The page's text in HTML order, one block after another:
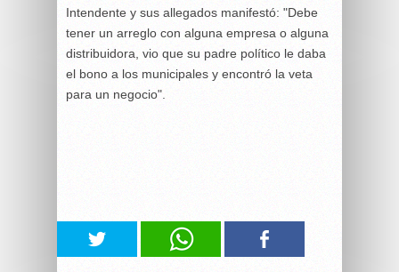
Intendente y sus allegados manifestó: "Debe
tener un arreglo con alguna empresa o alguna
distribuidora, vio que su padre político le daba
el bono a los municipales y encontró la veta
para un negocio".